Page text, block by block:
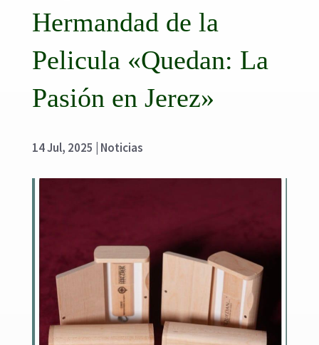
Hermandad de la
Pelicula «Quedan: La
Pasión en Jerez»
14 Jul, 2025 Noticias